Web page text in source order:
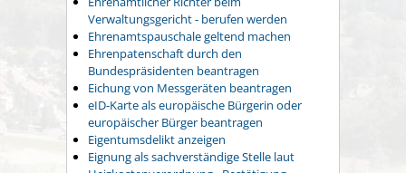
Verwaltungsgericht - berufen werden
Ehrenamtspauschale geltend machen
Ehrenpatenschaft durch den
Bundespräsidenten beantragen
Eichung von Messgeräten beantragen
eID-Karte als europäische Bürgerin oder
europäischer Bürger beantragen
Eigentumsdelikt anzeigen
Eignung als sachverständige Stelle laut